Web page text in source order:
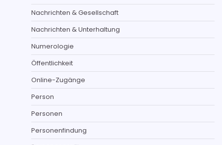
Nachrichten & Gesellschaft
Nachrichten & Unterhaltung
Numerologie
Öffentlichkeit
Online-Zugänge
Person
Personen
Personenfindung